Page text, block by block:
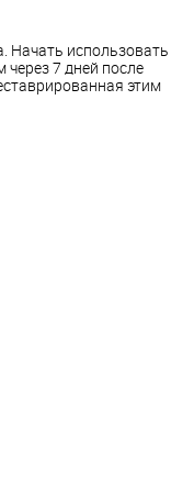
Начать использовать
7 дней после
этим